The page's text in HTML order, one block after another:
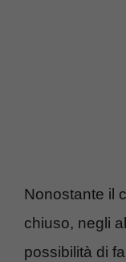
Nonostante il
chiuso, negli
possibilità di